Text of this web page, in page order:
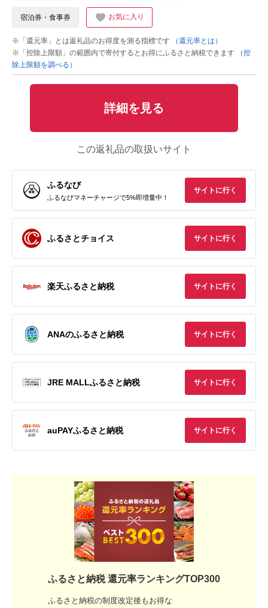
宿泊券・食事券 お気に入り
※「還元率」とは返礼品のお得度を測る指標です
（還元率とは）
※「控除上限額」の範囲内で寄付するとお得にふるさと納税できます
（控
除上限額を調べる）
詳細を見る
この返礼品の取扱いサイト
ふるなび
ふるなびマネーチャージで5%即増量中！
サイトに行く
ふるさとチョイス サイトに行く
楽天ふるさと納税 サイトに行く
ANAのふるさと納税 サイトに行く
JRE MALLふるさと納税 サイトに行く
auPAYふるさと納税 サイトに行く
ふるさと納税 還元率ランキングTOP300
ふるさと納税の制度改定後もお得な